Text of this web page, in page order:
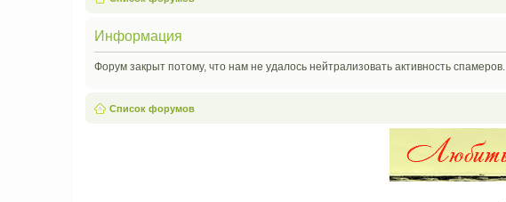
Информация
Форум закрыт потому, что нам не удалось нейтрализовать активность спамеров.
Список форумов